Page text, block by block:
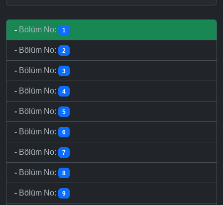
- Bölüm No: 1
- Bölüm No: 2
- Bölüm No: 3
- Bölüm No: 4
- Bölüm No: 5
- Bölüm No: 6
- Bölüm No: 7
- Bölüm No: 8
- Bölüm No: 9